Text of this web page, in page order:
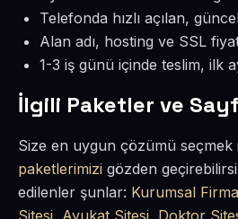
Telefonda hızlı açılan,
Alan adı, hosting ve SSL
1-3 iş günü içinde teslim, ilk
İlgili Paketler ve
Size en uygun çözümü seçmek
paketlerimizi gözden
edilenler şunlar: Kurumsal
Sitesi, Avukat Sitesi, Doktor